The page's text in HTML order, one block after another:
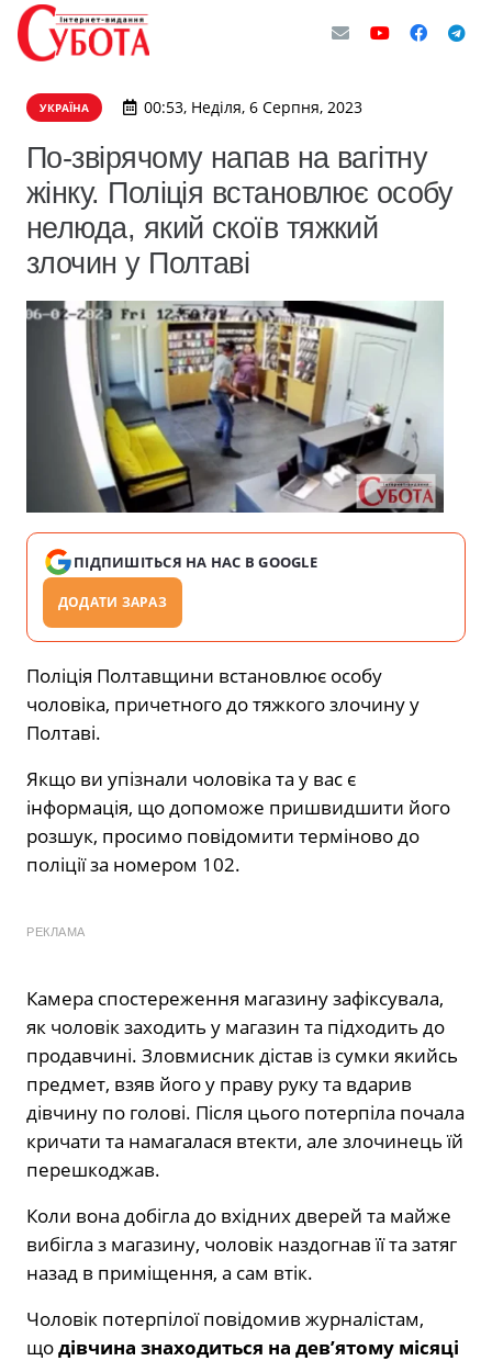
УКРАЇНА 00:53, Неділя, 6 Серпня, 2023
По-звірячому напав на вагітну
жінку. Поліція встановлює особу
нелюда, який скоїв тяжкий
злочин у Полтаві
ПІДПИШІТЬСЯ НА НАС В GOOGLE
ДОДАТИ ЗАРАЗ
Поліція Полтавщини встановлює особу
чоловіка, причетного до тяжкого злочину у
Полтаві.
Якщо ви упізнали чоловіка та у вас є
інформація, що допоможе пришвидшити його
розшук, просимо повідомити терміново до
поліції за номером 102.
РЕКЛАМА
Камера спостереження магазину зафіксувала,
як чоловік заходить у магазин та підходить до
продавчині. Зловмисник дістав із сумки якийсь
предмет, взяв його у праву руку та вдарив
дівчину по голові. Після цього потерпіла почала
кричати та намагалася втекти, але злочинець їй
перешкоджав.
Коли вона добігла до вхідних дверей та майже
вибігла з магазину, чоловік наздогнав її та затяг
назад в приміщення, а сам втік.
Чоловік потерпілої повідомив журналістам,
щодівчина знаходиться на дев’ятому місяці